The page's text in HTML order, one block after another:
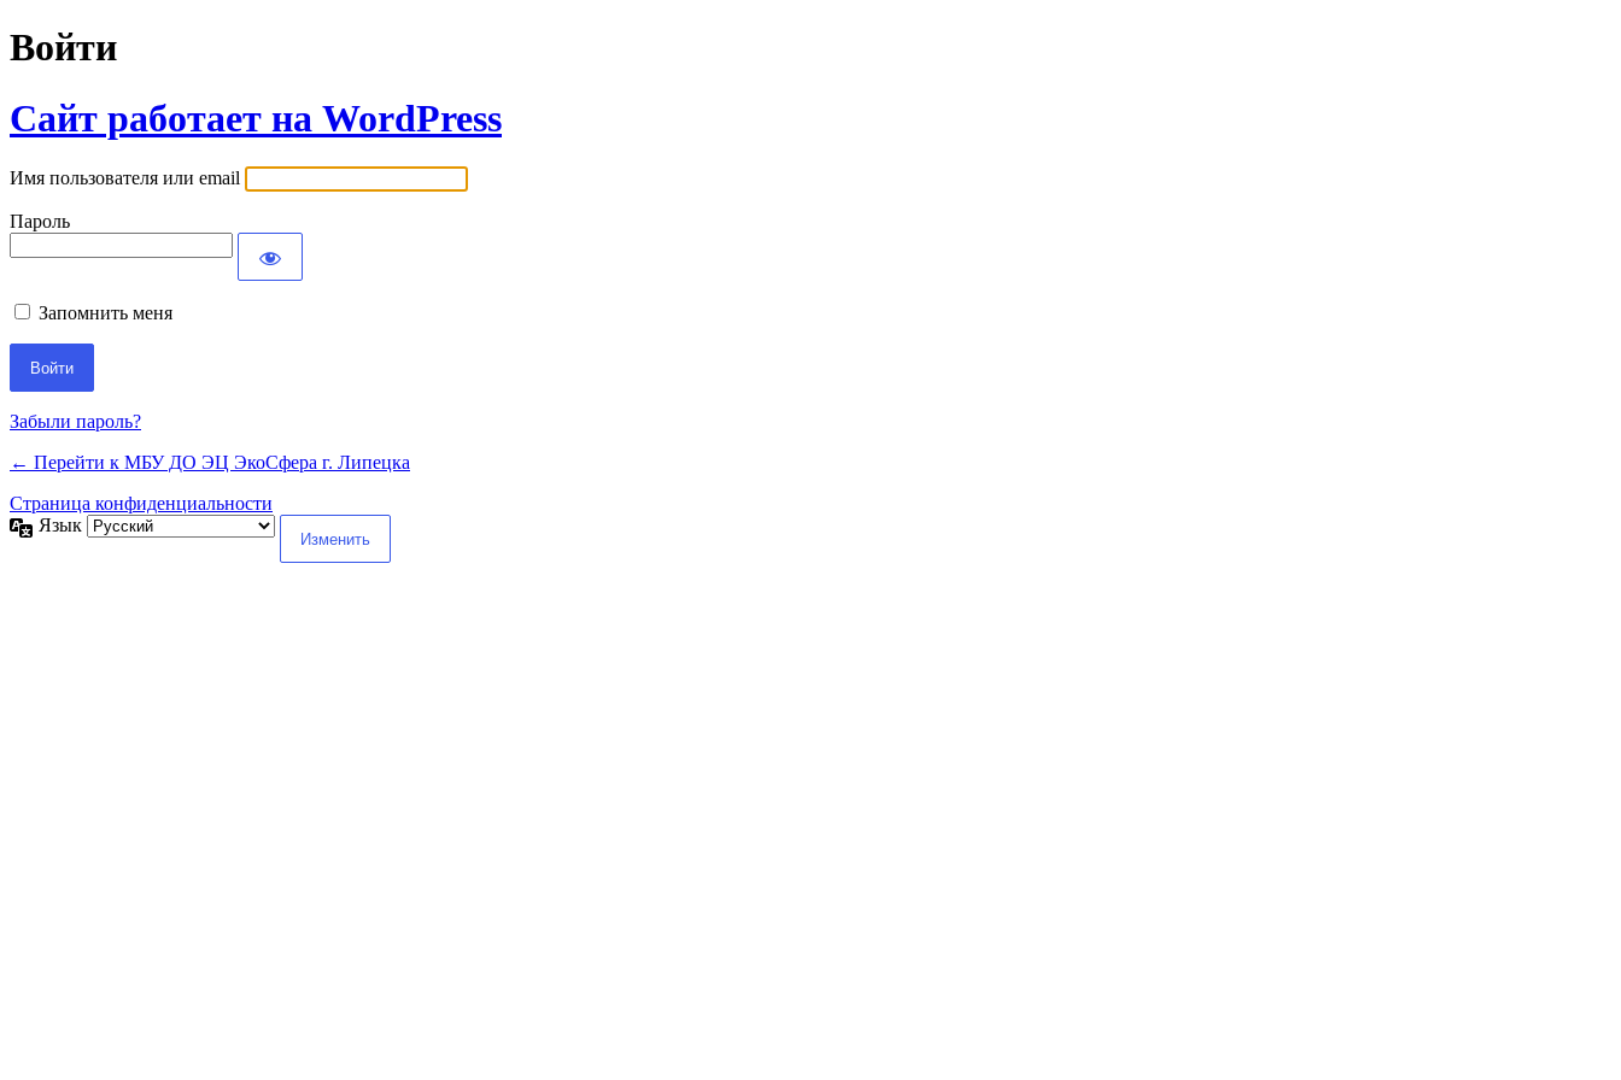
Войти
Сайт работает на WordPress
Имя пользователя или email
Пароль
Запомнить меня
Забыли пароль?
← Перейти к МБУ ДО ЭЦ ЭкоСфера г. Липецка
Страница конфиденциальности
Язык